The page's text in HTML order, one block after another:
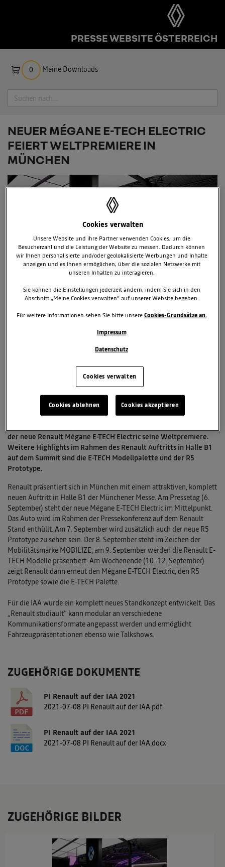
PRESSE WEBSITE ÖSTERREICH
0 Meine Downloads
Suche
NEUER MÉGANE E-TECH ELECTRIC
FEIERT WELTPREMIERE IN
MÜNCHEN
2020 - Mégane E-TECH Electric
Downloads
der neue Renault Mégane E-TECH Electric seine Weltpremiere.
Weitere Highlights im Rahmen des Renault Auftritts in Halle B1
auf dem Summit sind die E-TECH Modellpalette und der R5
Prototype.
Renault präsentiert sich in München mit einem attraktiven, komplett
neuen Auftritt in Halle B1 der Münchener Messe. Am Pressetag (6.
September) steht der neue Mégane E-TECH Electric im Mittelpunkt.
Das Auto wird im Rahmen der Pressekonferenz auf dem Renault
Stand enthüllt. Am 7. September wird zusätzlich auch der neue R5
Prototype zu sehen sein. Der 8. September steht im Zeichen der
Mobilitätsmarke MOBILIZE, am 9. September werden die Renault E-
TECH Modelle präsentiert. Am Wochenende (10.-12. September)
zeigt Renault dann erneut den Mégane E-TECH Electric, den R5
Prototype sowie die E-TECH Palette.
Für die IAA wurde ein komplett neues Standkonzept entwickelt. Das
„Renault studiault“ kann modular an verschiedene
Kommunikationsformate angepasst werden und ermöglicht
Fahrzeugpräsentationen ebenso wie Talkshows.
ZUGEHÖRIGE DOKUMENTE
PI Renault auf der IAA 2021
2021-07-08 PI Renault auf der IAA.pdf
PI Renault auf der IAA 2021
2021-07-08 PI Renault auf der IAA.docx
ZUGEHÖRIGE BILDER
Cookies verwalten
Unsere Website und ihre Partner verwenden Cookies, um die
Besucherzahl und die Leistung der Website zu messen. Dadurch können
wir Ihnen personalisierte und/oder geolokalisierte Werbungen und Inhalte
anzeigen und es Ihnen ermöglichen, über die sozialen Netzwerke mit
unseren Inhalten zu interagieren.
Sie können die Einstellungen jederzeit ändern, indem Sie sich in den
Abschnitt „Meine Cookies verwalten“ auf unserer Website begeben.
Für weitere Informationen sehen Sie bitte unsereCookies-Grundsätze an.
Impressum
Datenschutz
Cookies verwalten
Cookies ablehnen Cookies akzeptieren